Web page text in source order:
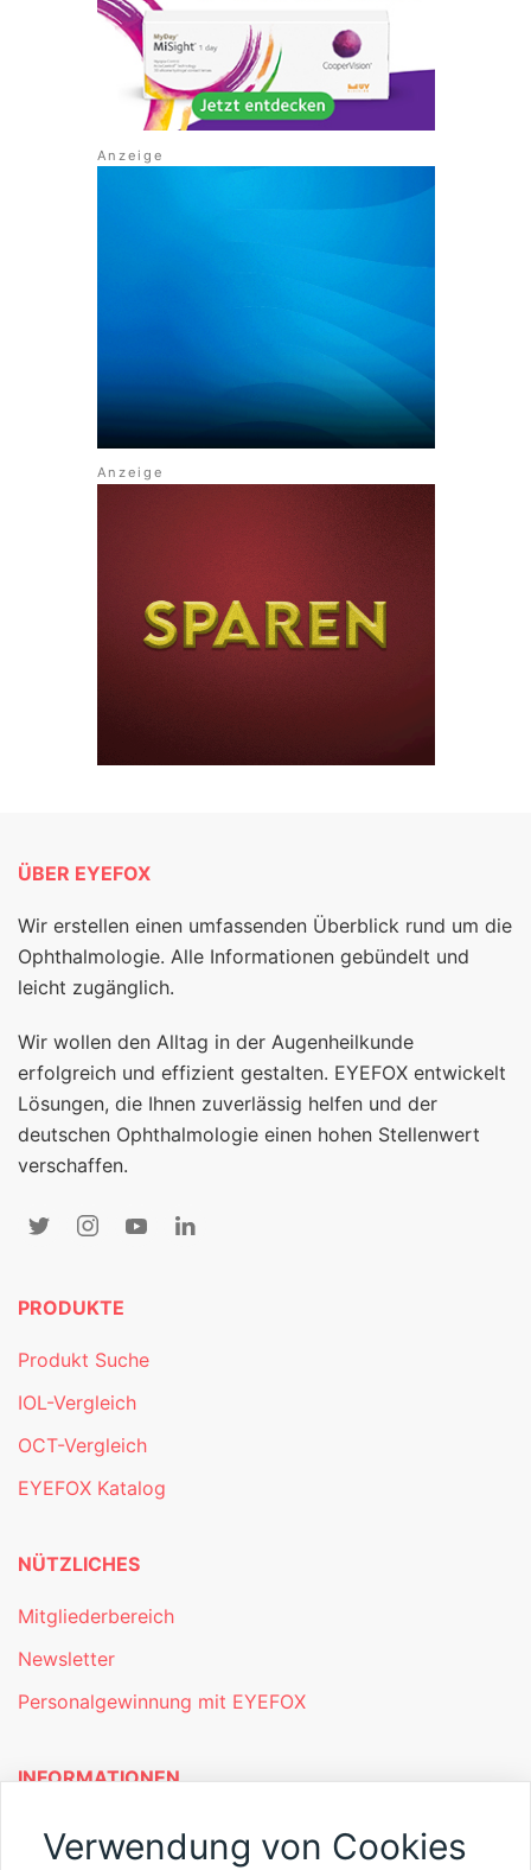
ÜBER EYEFOX
Wir erstellen einen umfassenden Überblick rund um die
Ophthalmologie. Alle Informationen gebündelt und
leicht zugänglich.
Wir wollen den Alltag in der Augenheilkunde
erfolgreich und effizient gestalten. EYEFOX entwickelt
Lösungen, die Ihnen zuverlässig helfen und der
deutschen Ophthalmologie einen hohen Stellenwert
verschaffen.
PRODUKTE
Produkt Suche
IOL-Vergleich
OCT-Vergleich
EYEFOX Katalog
NÜTZLICHES
Mitgliederbereich
Newsletter
Personalgewinnung mit EYEFOX
INFORMATIONEN
Was ist EYEFOX – Ihre Möglichkeiten
Verwendung von Cookies